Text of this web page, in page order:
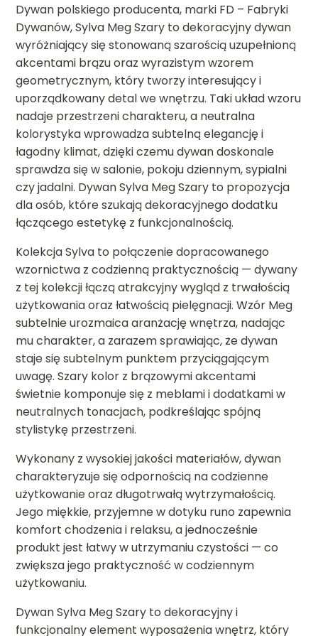
Dywan polskiego producenta, marki FD – Fabryki
Dywanów, Sylva Meg Szary to dekoracyjny dywan
wyróżniający się stonowaną szarością uzupełnioną
akcentami brązu oraz wyrazistym wzorem
geometrycznym, który tworzy interesujący i
uporządkowany detal we wnętrzu. Taki układ wzoru
nadaje przestrzeni charakteru, a neutralna
kolorystyka wprowadza subtelną elegancję i
łagodny klimat, dzięki czemu dywan doskonale
sprawdza się w salonie, pokoju dziennym, sypialni
czy jadalni. Dywan Sylva Meg Szary to propozycja
dla osób, które szukają dekoracyjnego dodatku
łączącego estetykę z funkcjonalnością.
Kolekcja Sylva to połączenie dopracowanego
wzornictwa z codzienną praktycznością — dywany
z tej kolekcji łączą atrakcyjny wygląd z trwałością
użytkowania oraz łatwością pielęgnacji. Wzór Meg
subtelnie urozmaica aranżację wnętrza, nadając
mu charakter, a zarazem sprawiając, że dywan
staje się subtelnym punktem przyciągającym
uwagę. Szary kolor z brązowymi akcentami
świetnie komponuje się z meblami i dodatkami w
neutralnych tonacjach, podkreślając spójną
stylistykę przestrzeni.
Wykonany z wysokiej jakości materiałów, dywan
charakteryzuje się odpornością na codzienne
użytkowanie oraz długotrwałą wytrzymałością.
Jego miękkie, przyjemne w dotyku runo zapewnia
komfort chodzenia i relaksu, a jednocześnie
produkt jest łatwy w utrzymaniu czystości — co
zwiększa jego praktyczność w codziennym
użytkowaniu.
Dywan Sylva Meg Szary to dekoracyjny i
funkcjonalny element wyposażenia wnętrz, który